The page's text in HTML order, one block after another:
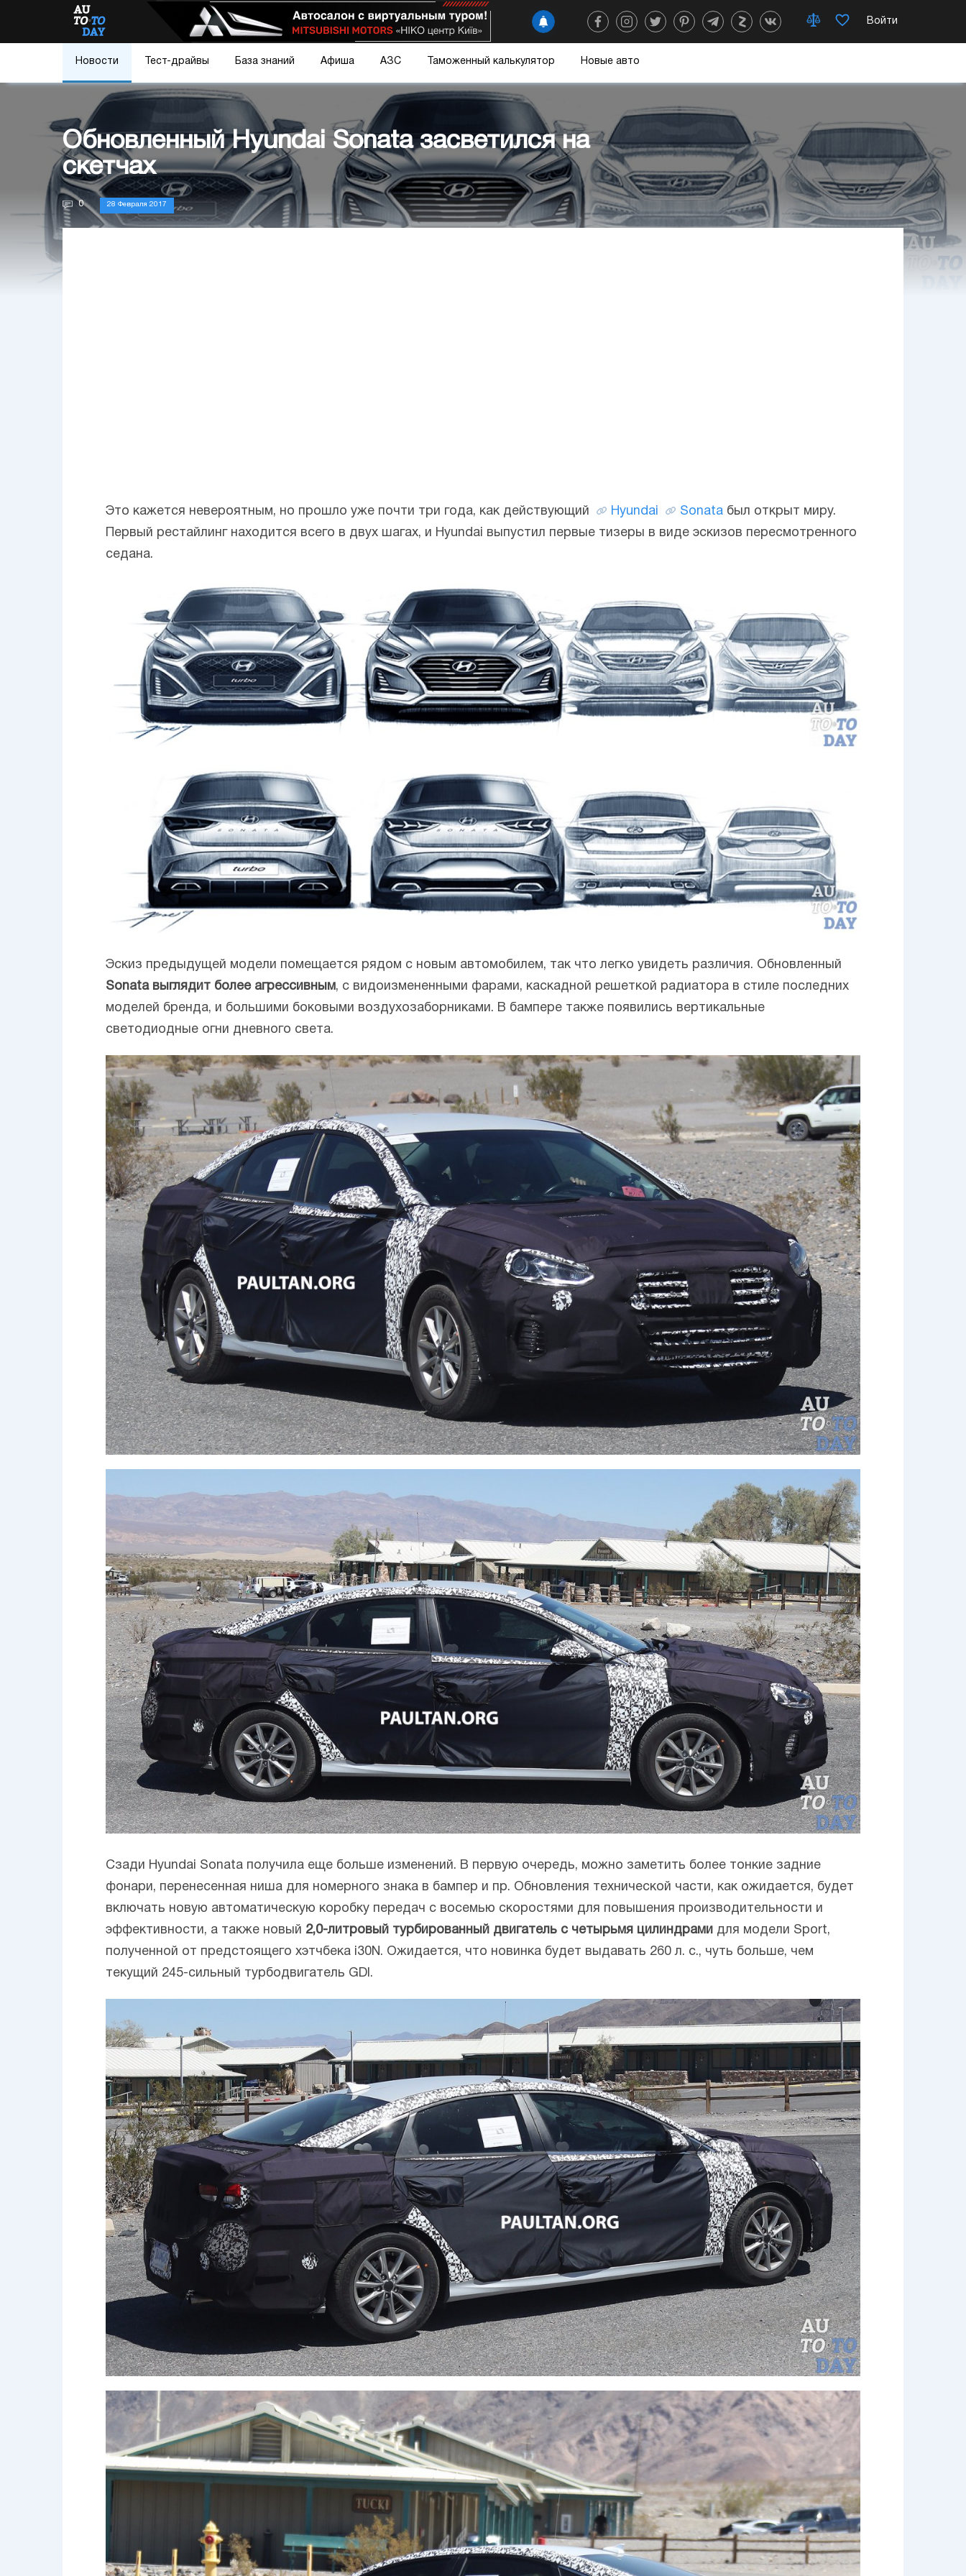
Войти
Новости Тест-драйвы База знаний Афиша АЗС Таможенный калькулятор Новые авто
Обновленный Hyundai Sonata засветился на
скетчах
0 28 Февраля 2017
Это кажется невероятным, но прошло уже почти три года, как действующий Hyundai Sonata был открыт миру.
Первый рестайлинг находится всего в двух шагах, и Hyundai выпустил первые тизеры в виде эскизов пересмотренного
седана.
Эскиз предыдущей модели помещается рядом с новым автомобилем, так что легко увидеть различия. Обновленный
Sonata выглядит более агрессивным, с видоизмененными фарами, каскадной решеткой радиатора в стиле последних
моделей бренда, и большими боковыми воздухозаборниками. В бампере также появились вертикальные
светодиодные огни дневного света.
Сзади Hyundai Sonata получила еще больше изменений. В первую очередь, можно заметить более тонкие задние
фонари, перенесенная ниша для номерного знака в бампер и пр. Обновления технической части, как ожидается, будет
включать новую автоматическую коробку передач с восемью скоростями для повышения производительности и
эффективности, а также новый 2,0-литровый турбированный двигатель с четырьмя цилиндрами для модели Sport,
полученной от предстоящего хэтчбека i30N. Ожидается, что новинка будет выдавать 260 л. с., чуть больше, чем
текущий 245-сильный турбодвигатель GDI.